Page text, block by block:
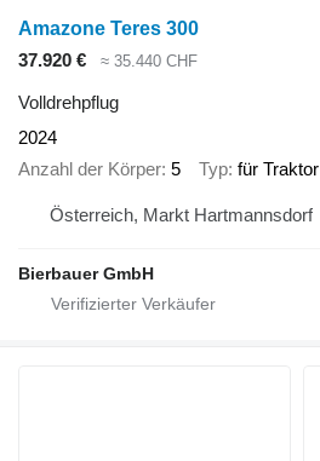
Amazone Teres 300
37.920 €
≈ 35.440 CHF
Volldrehpflug
2024
Anzahl der Körper 5 Typ für Traktor
Österreich, Markt Hartmannsdorf
Bierbauer GmbH